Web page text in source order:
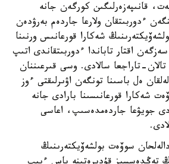
قانىپەزەرلىگىن كورگەن جانە
ءدوربىتقان ولارعا جاردەم بەرۋدەن
شەكارا قورعانىس ورنىنا
اقتار تاباندا ءدوربىتقاندى اتىپ
تاراجعا سالادى. وسى قىرعىننان
ەل باسىنا تونگەن اۋىرلىقتى ءوز
شەكارا قورعانىسىنا بارادى جانە
جويۋعا جاردەمدەسىپ، اعاسى
سوۆەت بولشەۆيكتەرىنىڭ